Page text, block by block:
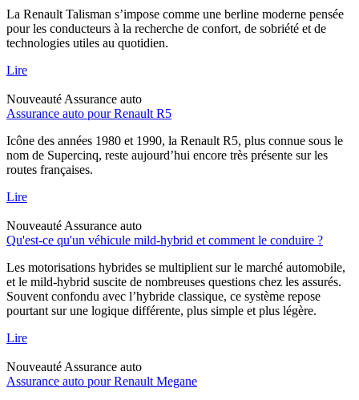
La Renault Talisman s’impose comme une berline moderne pensée
pour les conducteurs à la recherche de confort, de sobriété et de
technologies utiles au quotidien.
Lire
Nouveauté Assurance auto
Assurance auto pour Renault R5
Icône des années 1980 et 1990, la Renault R5, plus connue sous le
nom de Supercinq, reste aujourd’hui encore très présente sur les
routes françaises.
Lire
Nouveauté Assurance auto
Qu'est-ce qu'un véhicule mild-hybrid et comment le conduire ?
Les motorisations hybrides se multiplient sur le marché automobile,
et le mild-hybrid suscite de nombreuses questions chez les assurés.
Souvent confondu avec l’hybride classique, ce système repose
pourtant sur une logique différente, plus simple et plus légère.
Lire
Nouveauté Assurance auto
Assurance auto pour Renault Megane